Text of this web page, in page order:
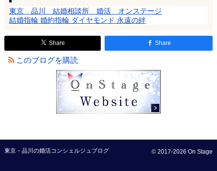
東京 品川 結婚相談所 婚活 オンステージ
結婚指輪 婚約指輪 ダイヤモンド 永遠の絆
Share Share
このブログを購読
© 2017-2026 On Stage
東京・品川の婚活コンシェルジュブログ